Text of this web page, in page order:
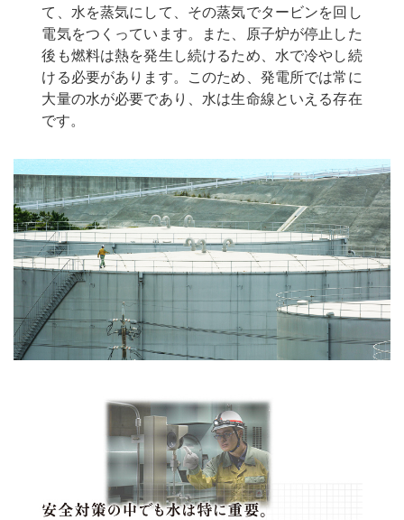
て、水を蒸気にして、その蒸気でタービンを回し
電気をつくっています。また、原子炉が停止した
後も燃料は熱を発生し続けるため、水で冷やし続
ける必要があります。このため、発電所では常に
大量の水が必要であり、水は生命線といえる存在
です。